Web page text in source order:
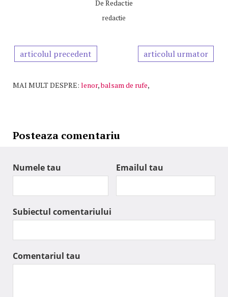
De Redactie
redactie
articolul precedent articolul urmator
MAI MULT DESPRE: lenor,balsam de rufe,
Posteaza comentariu
Numele tau Emailul tau
Subiectul comentariului
Comentariul tau